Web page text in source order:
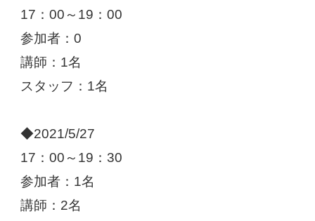
17：00～19：00
参加者：0
講師：1名
スタッフ：1名
◆2021/5/27
17：00～19：30
参加者：1名
講師：2名